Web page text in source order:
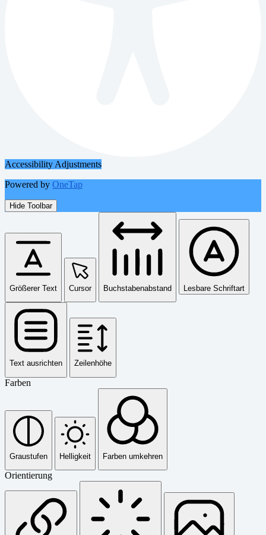
Accessibility Adjustments
Powered by OneTap
Hide Toolbar
Größerer Text Cursor Buchstabenabstand Lesbare Schriftart
Text ausrichten Zeilenhöhe
Farben
Graustufen Helligkeit Farben umkehren
Orientierung